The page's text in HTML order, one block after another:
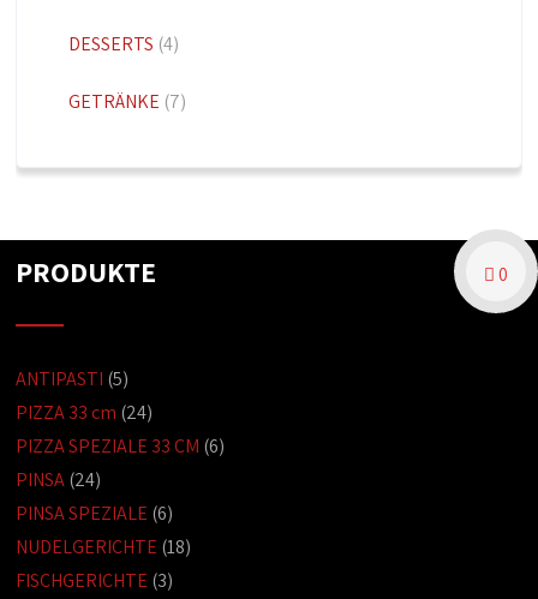
DESSERTS (4)
GETRÄNKE (7)
PRODUKTE
ANTIPASTI (5)
PIZZA 33 cm (24)
PIZZA SPEZIALE 33 CM (6)
PINSA(24)
PINSA SPEZIALE (6)
NUDELGERICHTE (18)
FISCHGERICHTE (3)
0